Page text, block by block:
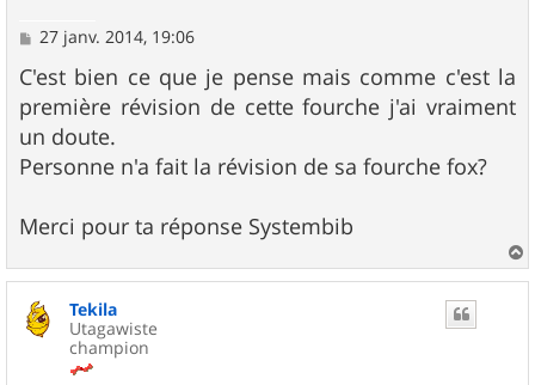
M
s
s
a
g
e
27 janv. 2014, 19:06
C'est bien ce que je pense mais comme c'est la
première révision de cette fourche j'ai vraiment
un doute.
Personne n'a fait la révision de sa fourche fox?
Merci pour ta réponse Systembib
a
Tekila
Utagawiste
champion